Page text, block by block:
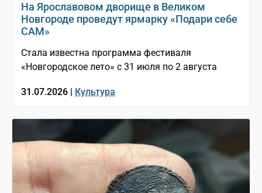
На Ярославовом дворище в Великом
Новгороде проведут ярмарку «Подари себе
САМ»
Стала известна программа фестиваля
«Новгородское лето» с 31 июля по 2 августа
31.07.2026 | Культура